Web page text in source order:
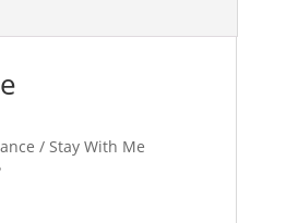
/ Stay With Me